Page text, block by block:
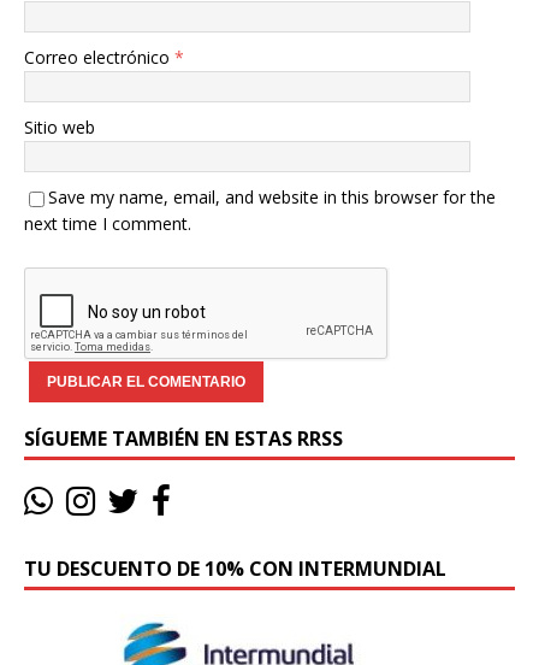
Correo electrónico *
Sitio web
Save my name, email, and website in this browser for the
next time I comment.
SÍGUEME TAMBIÉN EN ESTAS RRSS
TU DESCUENTO DE 10% CON INTERMUNDIAL